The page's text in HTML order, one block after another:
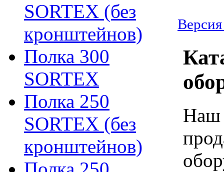
SORTEX (без
кронштейнов)
Полка 300
SORTEX
Полка 250
SORTEX (без
кронштейнов)
Наш